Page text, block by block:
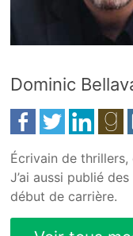
Dominic
Écrivain de
J’ai aussi publié
début de carrière.